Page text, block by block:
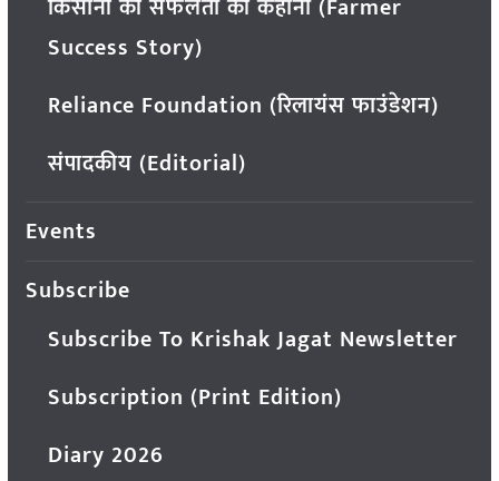
किसानों की सफलता की कहानी (Farmer
Success Story)
Reliance Foundation (रिलायंस फाउंडेशन)
संपादकीय (Editorial)
Events
Subscribe
Subscribe To Krishak Jagat Newsletter
Subscription (Print Edition)
Diary 2026